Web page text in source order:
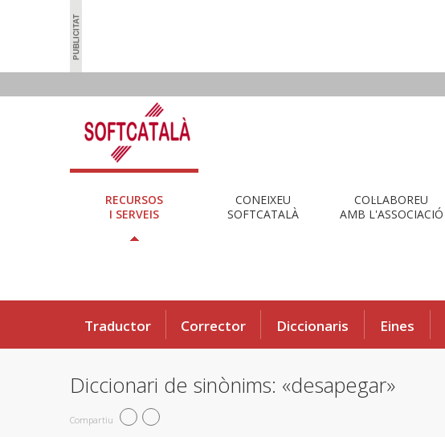
RECURSOS
I SERVEIS
CONEIXEU
SOFTCATALÀ
COL·LABOREU
AMB L'ASSOCIACIÓ
Traductor Corrector Diccionaris Eines
Diccionari de sinònims: «desapegar»
Compartiu